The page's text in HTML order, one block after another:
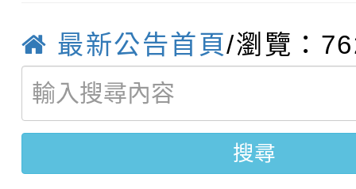
城市手牽手，綠能透明
畫影片一案
轉知：「115學年度全
劇比賽實施要點」及修
表
轉知：桃園市115年度
敬師藝文競賽』實施計
【甄選結果(第11招)】
學年度第1學期第7次
【甄選結果(第3招)】
最新公告首頁/瀏覽：
搜尋